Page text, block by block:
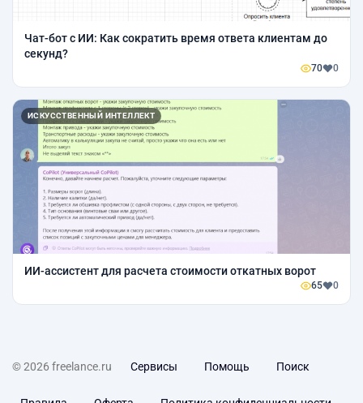
Чат-бот с ИИ: Как сократить время ответа клиентам до
секунд?
70 0
ИСКУССТВЕННЫЙ ИНТЕЛЛЕКТ
ИИ-ассистент для расчета стоимости откатных ворот
65 0
© 2026 freelance.ru Сервисы Помощь Поиск